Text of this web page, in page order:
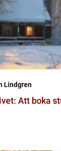
Lindgren
Att boka